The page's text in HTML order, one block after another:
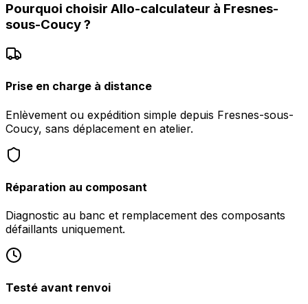
Pourquoi choisir Allo-calculateur à Fresnes-
sous-Coucy?
Prise en charge à distance
Enlèvement ou expédition simple depuis Fresnes-sous-
Coucy, sans déplacement en atelier.
Réparation au composant
Diagnostic au banc et remplacement des composants
défaillants uniquement.
Testé avant renvoi